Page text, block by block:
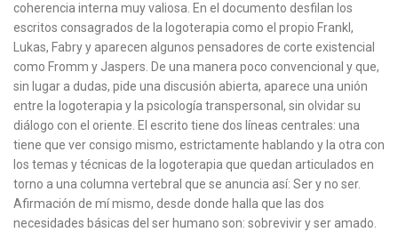
coherencia interna muy valiosa. En el documento desfilan los
escritos consagrados de la logoterapia como el propio Frankl,
Lukas, Fabry y aparecen algunos pensadores de corte existencial
como Fromm y Jaspers. De una manera poco convencional y que,
sin lugar a dudas, pide una discusión abierta, aparece una unión
entre la logoterapia y la psicología transpersonal, sin olvidar su
diálogo con el oriente. El escrito tiene dos líneas centrales: una
tiene que ver consigo mismo, estrictamente hablando y la otra con
los temas y técnicas de la logoterapia que quedan articulados en
torno a una columna vertebral que se anuncia así: Ser y no ser.
Afirmación de mí mismo, desde donde halla que las dos
necesidades básicas del ser humano son: sobrevivir y ser amado.